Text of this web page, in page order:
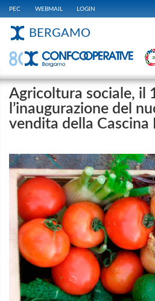
PEC WEBMAIL LOGIN
BERGAMO
Agricoltura sociale, il
l’inaugurazione del
vendita della Cascina